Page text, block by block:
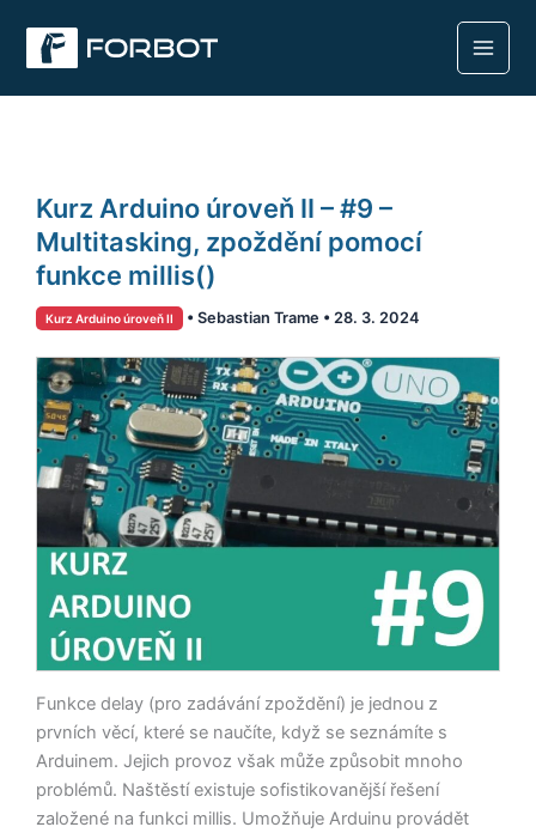
obsah
Kurz Arduino úroveň II – #9 –
Multitasking, zpoždění pomocí
funkce millis()
Kurz Arduino úroveň II • Sebastian Trame • 28. 3. 2024
Funkce delay (pro zadávání zpoždění) je jednou z
prvních věcí, které se naučíte, když se seznámíte s
Arduinem. Jejich provoz však může způsobit mnoho
problémů. Naštěstí existuje sofistikovanější řešení
založené na funkci millis. Umožňuje Arduinu provádět
Arduino
úroveň
#9
Multitasking,
zpoždění
pomocí
funkce